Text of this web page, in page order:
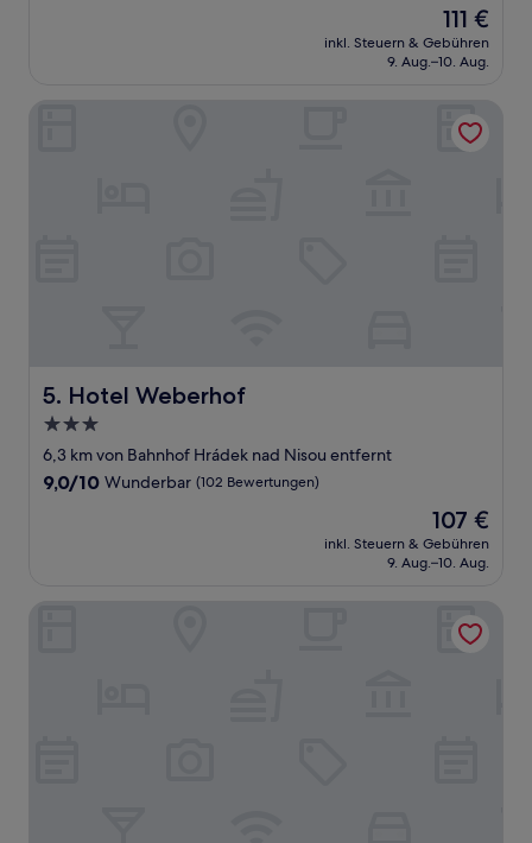
Der
Preis
beträgt
111 €
inkl. Steuern & Gebühren
9. Aug.–10. Aug.
5. Hotel Weberhof
Hotel Weberhof
3.0-
Sterne-
Unterkunft
6,3 km von Bahnhof Hrádek nad Nisou entfernt
9.0
9,0/10 Wunderbar (102 Bewertungen)
Der
Preis
beträgt
107 €
inkl. Steuern & Gebühren
9. Aug.–10. Aug.